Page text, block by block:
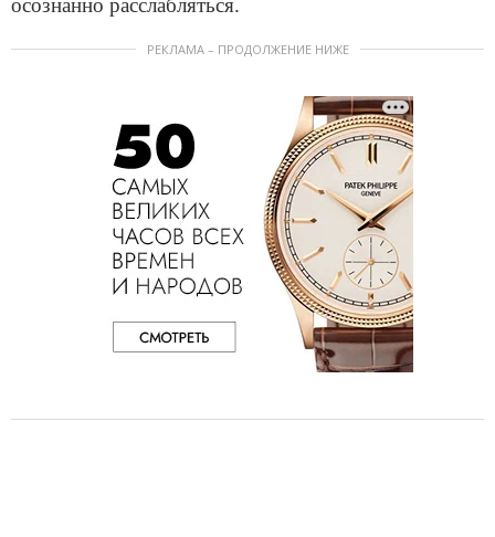
осознанно расслабляться.
РЕКЛАМА – ПРОДОЛЖЕНИЕ НИЖЕ